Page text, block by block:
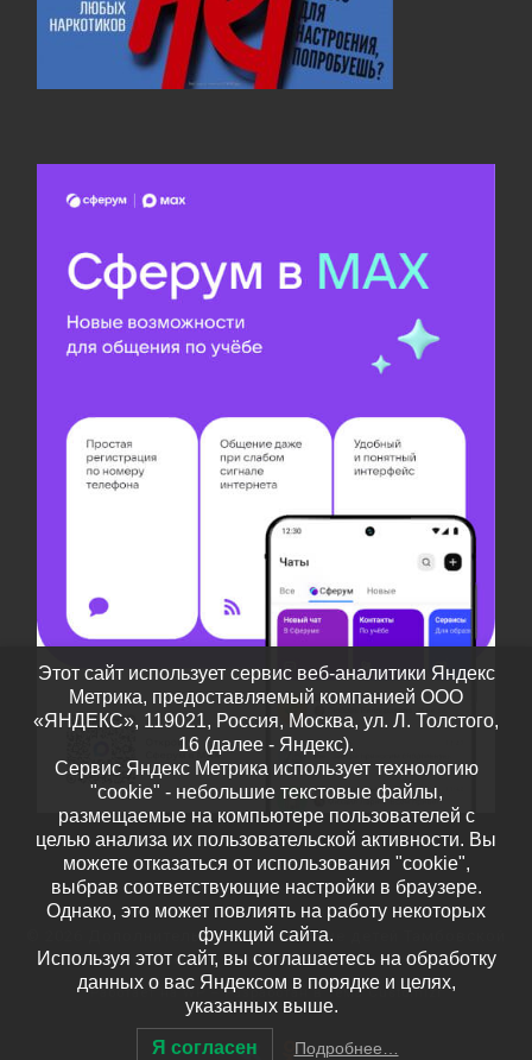
Дополнительное образование детей Тамбовской
области– Все права защищены
Работает наWP – Разработан вТема Customizr
Этот сайт использует сервис веб-аналитики Яндекс
Метрика, предоставляемый компанией ООО
«ЯНДЕКС», 119021, Россия, Москва, ул. Л. Толстого,
16 (далее - Яндекс).
Сервис Яндекс Метрика использует технологию
"cookie" - небольшие текстовые файлы,
размещаемые на компьютере пользователей с
целью анализа их пользовательской активности. Вы
можете отказаться от использования "cookie",
выбрав соответствующие настройки в браузере.
Однако, это может повлиять на работу некоторых
функций сайта.
Используя этот сайт, вы соглашаетесь на обработку
данных о вас Яндексом в порядке и целях,
указанных выше.
Я согласен Подробнее…